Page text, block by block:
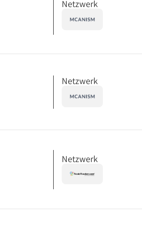
Netzwerk
Netzwerk
Netzwerk